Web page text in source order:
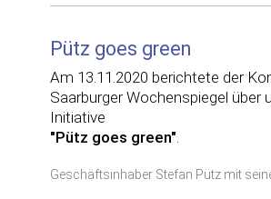
Pütz goes green
Am 13.11.2020 berichtete der
Saarburger Wochenspiegel über
Initiative
"Pütz goes green".
Geschäftsinhaber Stefan Pütz mit